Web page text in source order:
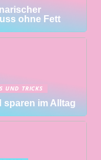
ohne Fett
UND TRICKS
sparen im Alltag